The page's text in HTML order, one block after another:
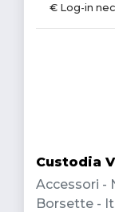
€ Log-in
Custodia
Accessori -
Borsette -